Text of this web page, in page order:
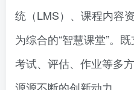
统（LMS）、课程内容
为综合的“智慧课堂”。
考试、评估、作业等多